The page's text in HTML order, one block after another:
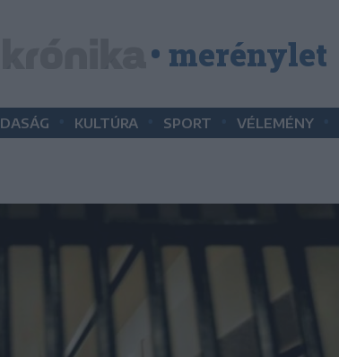
• merénylet
KULTÚRA SPORT VÉLEMÉNY